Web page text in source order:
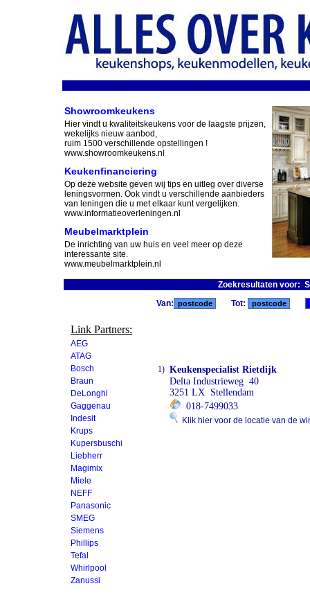
Showroomkeukens
Hier vindt u kwaliteitskeukens voor de laagste prijzen,
wekelijks nieuw aanbod,
ruim 1500 verschillende opstellingen !
www.showroomkeukens.nl
Keukenfinanciering
Op deze website geven wij tips en uitleg over diverse
leningsvormen. Ook vindt u verschillende aanbieders
van leningen die u met elkaar kunt vergelijken.
www.informatieoverleningen.nl
Meubelmarktplein
De inrichting van uw huis en veel meer op deze
interessante site.
www.meubelmarktplein.nl
Zoekresultaten voor:
Link Partners:
AEG
ATAG
Bosch
Braun
DeLonghi
Gaggenau
Indesit
Krups
Kupersbuschi
Liebherr
Magimix
Miele
NEFF
Panasonic
SMEG
Siemens
Phillips
Tefal
Whirlpool
Zanussi
Van: Tot:
1) Keukenspecialist Rietdijk
Delta Industrieweg 40
3251 LX Stellendam
018-7499033
Klik hier voor de locatie van de